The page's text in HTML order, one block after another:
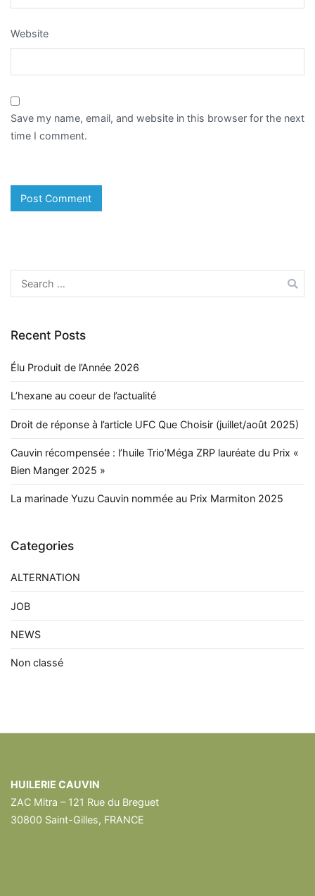
Website
Save my name, email, and website in this browser for the next
time I comment.
Recent Posts
Élu Produit de l’Année 2026
L’hexane au coeur de l’actualité
Droit de réponse à l’article UFC Que Choisir (juillet/août 2025)
Cauvin récompensée : l’huile Trio’Méga ZRP lauréate du Prix «
Bien Manger 2025 »
La marinade Yuzu Cauvin nommée au Prix Marmiton 2025
Categories
ALTERNATION
JOB
NEWS
Non classé
HUILERIE CAUVIN
ZAC Mitra – 121 Rue du Breguet
30800 Saint-Gilles, FRANCE